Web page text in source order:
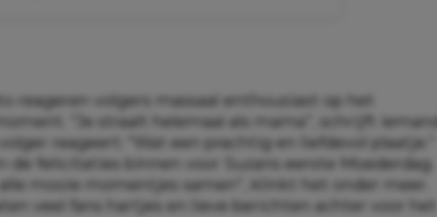
reageren volgers massaal enthousiast op het
“Je straalt helemaal als mama”, schrijft iemand.
reageert: “Wat een prachtig en liefdevol plaatje.”
de felicitaties binnen voor Suzans eerste Moederdag.
alle mooie momentjes samen”, klinkt het onder meer.
veel fans hartjes en lieve berichten achter voor het